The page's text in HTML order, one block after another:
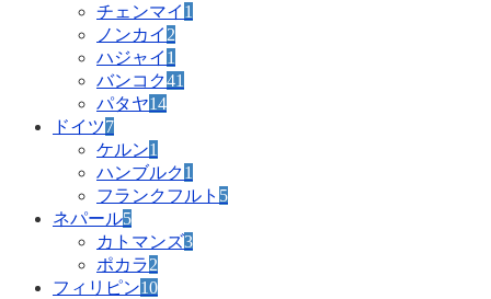
チェンマイ 1
ノンカイ 2
ハジャイ 1
バンコク41
パタヤ14
ドイツ7
ケルン1
ハンブルク1
フランクフルト 5
ネパール5
カトマンズ3
ポカラ2
フィリピン10